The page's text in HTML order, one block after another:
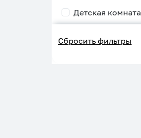
Детская комната
кормления
Сбросить фильтры